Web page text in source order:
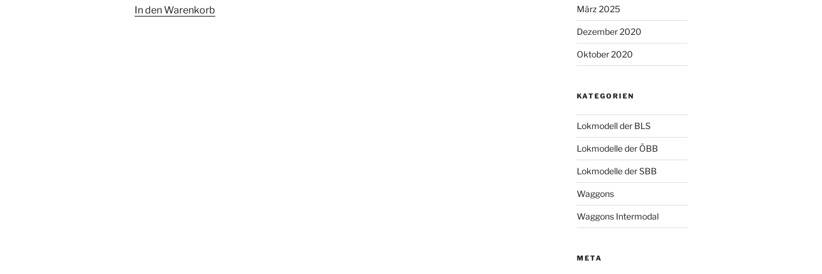
In den Warenkorb März 2025
Dezember 2020
Oktober 2020
KATEGORIEN
Lokmodell der BLS
Lokmodelle der ÖBB
Lokmodelle der SBB
Waggons
Waggons Intermodal
META